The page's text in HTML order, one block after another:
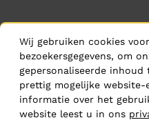
Wij gebruiken cookies
bezoekersgegevens, om
gepersonaliseerde
prettig mogelijke website-
informatie over het
website leest u in ons